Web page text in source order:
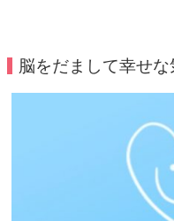
脳をだまして幸せな